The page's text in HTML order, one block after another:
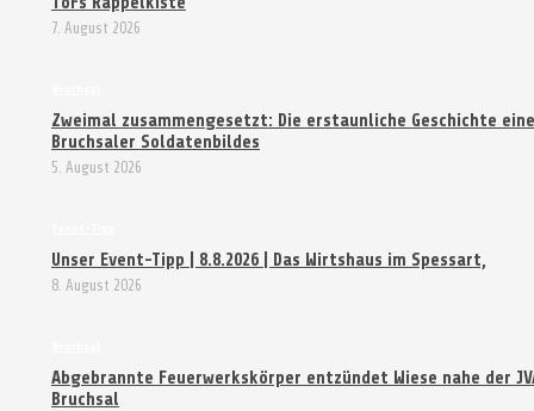
7. August 2026
Zweimal zusammengesetzt: Die erstaunliche Geschichte
Bruchsaler Soldatenbildes
5. August 2026
Unser Event-Tipp | 8.8.2026 | Das Wirtshaus im Spessart,
8. August 2026
Abgebrannte Feuerwerkskörper entzündet Wiese nahe der
Bruchsal